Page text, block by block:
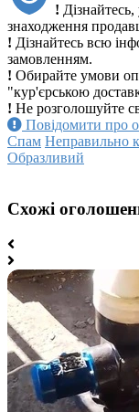
!
знаходження
! Дізнайтесь всю
замовленням.
! Обирайте умови
"кур'єрською
! Не розголошуйте
Повідомити про
Спам Неправильно
Образливий
Схожі